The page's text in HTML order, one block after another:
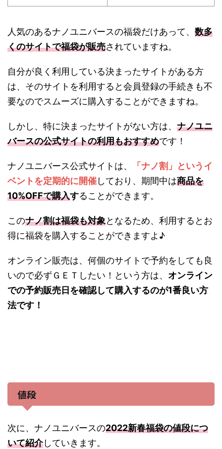
人気のあるナノユニバースの福袋だけあって、 数多
くのサイトで福袋が販売されていますね。
自分が良く利用している決まったサイトがある方
は、そのサイトを利用すると会員登録の手続きも不
要なのでスムーズに購入することができますね。
しかし、特に決まったサイトがない方は、 ナノユニ
バースの公式サイトの利用もおすすめです！
ナノユニバース公式サイトは、
「ナノ割」というイ
ベントを定期的に開催しており、期間中は商品を
10%OFFで購入することができます。
このナノ割は福袋も対象となるため、利用するとお
得に福袋を購入することができますよ♪
オンライン販売は、何個のサイトで予約をしても良
いので必ずＧＥＴしたい！という方は、 オンライン
での予約販売日を確認して購入するのが1番良い方
法です！
値段
次に、ナノユニバースの2022新春福袋の値段につ
いて紹介していきます。